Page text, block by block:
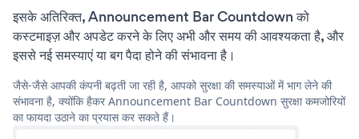
इसके अतिरिक्त, Announcement Bar Countdown को
कस्टमाइज़ और अपडेट करने के लिए अभी और समय की आवश्यकता है, और
इससे नई समस्याएं या बग पैदा होने की संभावना है।
जैसे-जैसे आपकी कंपनी बढ़ती जा रही है, आपको सुरक्षा की समस्याओं में भाग लेने की
संभावना है, क्योंकि हैकर Announcement Bar Countdown सुरक्षा कमजोरियों
का फायदा उठाने का प्रयास कर सकते हैं।